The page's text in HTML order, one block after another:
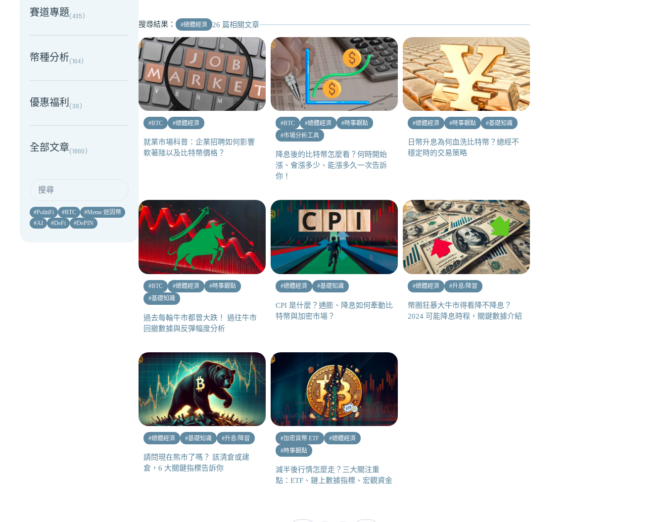
賽道專題(435)
幣種分析(164)
優惠福利(38)
全部文章(1860)
#PolitiFi #BTC #Meme 迷因幣
#AI #DeFi #DePIN
搜尋結果： #總體經濟 26 篇相關文章
#BTC #總體經濟
就業市場科普：企業招聘如何影響
軟著陸以及比特幣價格？
#BTC #總體經濟 #時事觀點
#市場分析工具
降息後的比特幣怎麼看？何時開始
漲、會漲多少、能漲多久一次告訴
你！
#總體經濟 #時事觀點 #基礎知識
日幣升息為何血洗比特幣？總經不
穩定時的交易策略
#BTC #總體經濟 #時事觀點
#基礎知識
過去每輪牛市都曾大跌！ 過往牛市
回撤數據與反彈幅度分析
#總體經濟 #基礎知識
CPI 是什麼？通膨、降息如何牽動比
特幣與加密市場？
#總體經濟 #升息/降習
幣圈狂暴大牛市得看降不降息？
2024 可能降息時程，關鍵數據介紹
#總體經濟 #基礎知識 #升息/降習
請問現在熊市了嗎？ 該清倉或建
倉，6 大關鍵指標告訴你
#加密貨幣 ETF #總體經濟
#時事觀點
減半後行情怎麼走？三大關注重
點：ETF、鏈上數據指標、宏觀資金